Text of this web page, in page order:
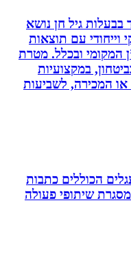
גיל חן נושא
עם תוצאות
ובכלל. מטרת
במקצועיות
לשביעות
כתבות
שיתופי פעולה